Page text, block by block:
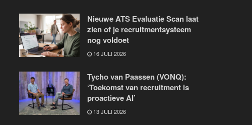
Nieuwe ATS Evaluatie Scan laat
zien of je recruitmentsysteem
nog voldoet
16 JULI 2026
Tycho van Paassen (VONQ):
‘Toekomst van recruitment is
proactieve AI’
13 JULI 2026